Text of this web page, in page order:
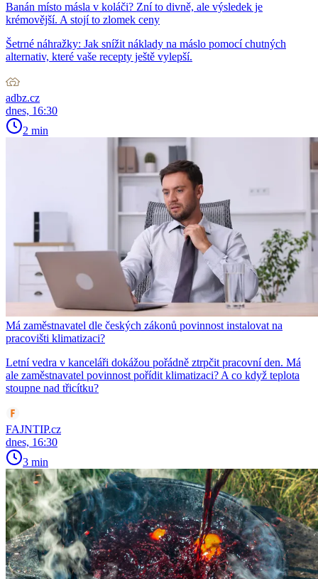
Banán místo másla v koláči? Zní to divně, ale výsledek je
krémovější. A stojí to zlomek ceny
Šetrné náhražky: Jak snížit náklady na máslo pomocí chutných
alternativ, které vaše recepty ještě vylepší.
adbz.cz
dnes, 16:30
2 min
Má zaměstnavatel dle českých zákonů povinnost instalovat na
pracovišti klimatizaci?
Letní vedra v kanceláři dokážou pořádně ztrpčit pracovní den. Má
ale zaměstnavatel povinnost pořídit klimatizaci? A co když teplota
stoupne nad třicítku?
FAJNTIP.cz
dnes, 16:30
3 min